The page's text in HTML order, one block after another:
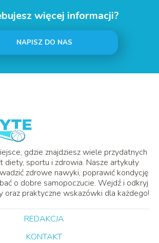
więcej informacji?
NAPISZ DO NAS
gdzie znajdziesz wiele przydatnych
diety, sportu i zdrowia. Nasze artykuły
zdrowe nawyki, poprawić kondycję
o dobre samopoczucie. Wejdź i odkryj
oraz praktyczne wskazówki dla każdego!
REDAKCJA
KONTAKT